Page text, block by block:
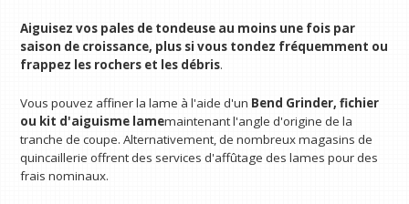
Aiguisez vos pales de tondeuse au moins une fois par
saison de croissance, plus si vous tondez fréquemment ou
frappez les rochers et les débris.
Vous pouvez affiner la lame à l'aide d'un Bend Grinder, fichier
ou kit d'aiguisme lamemaintenant l'angle d'origine de la
tranche de coupe. Alternativement, de nombreux magasins de
quincaillerie offrent des services d'affûtage des lames pour des
frais nominaux.